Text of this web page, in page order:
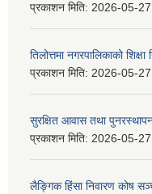
प्रकाशन मिति: 2026-05-27
तिलोत्तमा नगरपालिकाको
प्रकाशन मिति: 2026-05-27
सुरक्षित आवास तथा
प्रकाशन मिति: 2026-05-27
लैङ्गिक हिंसा निवारण कोष